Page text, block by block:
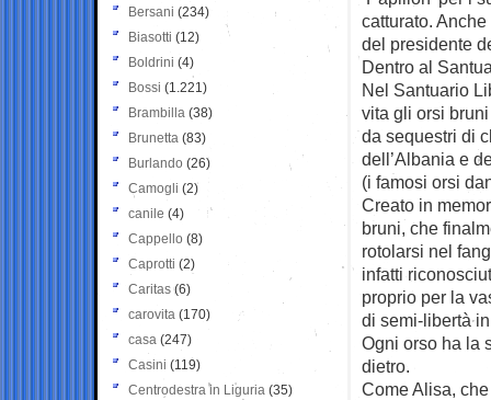
catturato.
del presidente
Dentro al
Nel Santuario
vita gli orsi
da sequestri di
dell’Albania e
(i famosi orsi
Creato in
bruni, che
rotolarsi nel
infatti
proprio per la
di semi-libertà
Ogni orso ha la
dietro.
Come Alisa,
Bersani (234)
Biasotti (12)
Boldrini (4)
Bossi (1.221)
Brambilla (38)
Brunetta (83)
Burlando (26)
Camogli (2)
canile (4)
Cappello (8)
Caprotti (2)
Caritas (6)
carovita (170)
casa (247)
Casini (119)
Centrodestra in Liguria (35)